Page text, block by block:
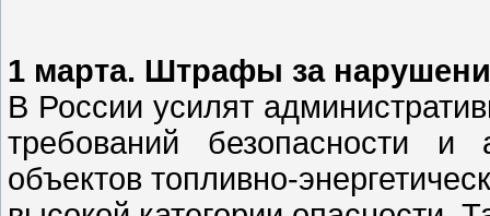
1 марта. Штрафы за
В России усилят
требований безопасности и
объектов топливно-